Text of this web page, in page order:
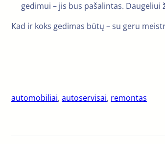
gedimui – jis bus pašalintas.
Kad ir koks gedimas būtų – su geru
automobiliai, autoservisai, remontas